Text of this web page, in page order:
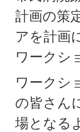
計画の策
アを計画
ワークシ
ワークシ
の皆さん
場となる